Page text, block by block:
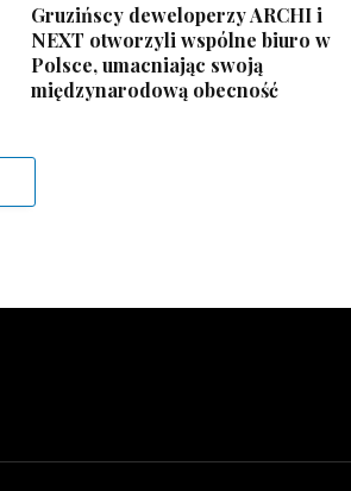
Gruzińscy deweloperzy ARCHI i
NEXT otworzyli wspólne biuro w
Polsce, umacniając swoją
międzynarodową obecność